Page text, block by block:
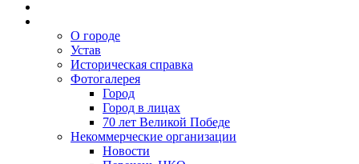
О городе
Устав
Историческая справка
Фотогалерея
Город
Город в лицах
70 лет Великой Победе
Некоммерческие организации
Новости